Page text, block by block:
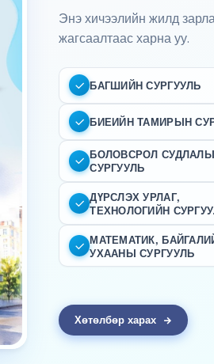
Энэ хичээлийн жилд
жагсаалтаас харна уу.
БАГШИЙН СУРГУУЛЬ
БИЕИЙН ТАМИРЫН
БОЛОВСРОЛ
СУРГУУЛЬ
ДҮРСЛЭХ УРЛАГ,
ТЕХНОЛОГИЙН
МАТЕМАТИК,
УХААНЫ СУРГУУЛЬ
Хөтөлбөр харах